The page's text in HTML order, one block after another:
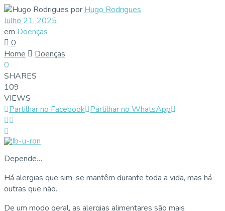
por Hugo Rodrigues
Julho 21, 2025
em Doenças
0
Home
Doenças
0
SHARES
109
VIEWS
Partilhar no Facebook Partilhar no WhatsApp
Depende…
Há alergias que sim, se mantêm durante toda a vida, mas há
outras que não.
De um modo geral, as alergias alimentares são mais